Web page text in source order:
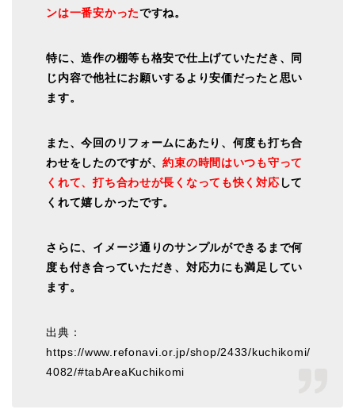
ンは一番安かったですね。
特に、造作の棚等も格安で仕上げていただき、同
じ内容で他社にお願いするより安価だったと思い
ます。
また、今回のリフォームにあたり、何度も打ち合
わせをしたのですが、約束の時間はいつも守って
くれて、打ち合わせが長くなっても快く対応 して
くれて嬉しかったです。
さらに、イメージ通りのサンプルができるまで何
度も付き合っていただき、対応力にも満足してい
ます。
出典：
https://www.refonavi.or.jp/shop/2433/kuchikomi/
4082/#tabAreaKuchikomi